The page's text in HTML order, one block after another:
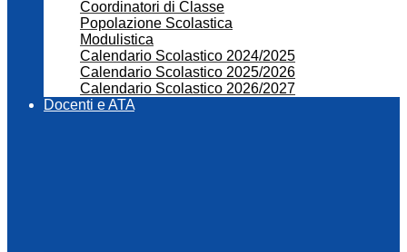
Coordinatori di Classe
Popolazione Scolastica
Modulistica
Calendario Scolastico 2024/2025
Calendario Scolastico 2025/2026
Calendario Scolastico 2026/2027
Docenti e ATA